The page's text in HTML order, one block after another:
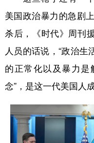
美国政治暴力的急剧
杀后，《时代》周刊
人员的话说，“政治
的正常化以及暴力是
念”，是这一代美国人